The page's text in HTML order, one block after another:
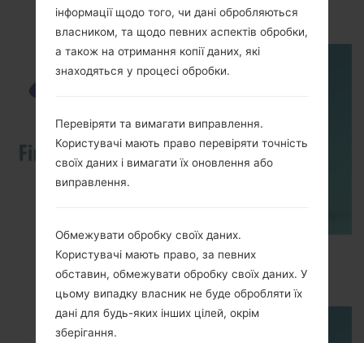
Galaxy G6 SM-G920P?
How to Flash Stock Firmware on Samsung
Smartphone using Odin?
інформації щодо того, чи дані обробляються
власником, та щодо певних аспектів обробки,
а також на отримання копії даних, які
знаходяться у процесі обробки.
Перевіряти та вимагати виправлення.
Користувачі мають право перевіряти точність
своїх даних і вимагати їх оновлення або
виправлення.
Обмежувати обробку своїх даних.
Користувачі мають право, за певних
обставин, обмежувати обробку своїх даних. У
цьому випадку власник не буде обробляти їх
дані для будь-яких інших цілей, окрім
зберігання.